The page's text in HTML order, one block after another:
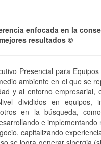
enfocada en la
resultados ©
Presencial para
ambiente en el que se
y al entorno empresarial,
divididos en equipos,
en la búsqueda,
e implementando
capitalizando